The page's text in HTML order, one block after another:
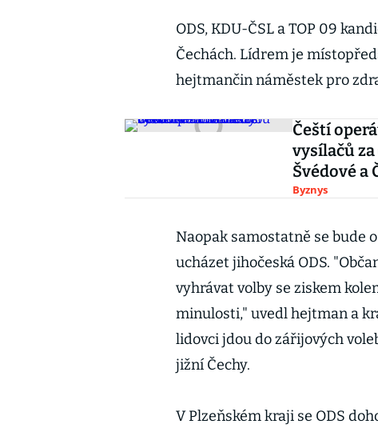
ODS, KDU-ČSL a TOP 09
Čechách. Lídrem je
hejtmančin náměstek pro
Čeští
vysílačů
Švédové a
Byznys
Naopak samostatně se bude
ucházet jihočeská ODS.
vyhrávat volby se ziskem
minulosti," uvedl hejtman a
lidovci jdou do zářijových
jižní Čechy.
V Plzeňském kraji se ODS